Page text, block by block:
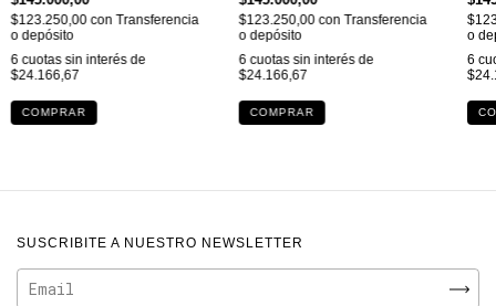
$123.250,00con Transferencia
o depósito
6 cuotas sin interés de
$24.166,67
$123.250,00con Transferencia
o depósito
6 cuotas sin interés de
$24.166,67
o
6
SUSCRIBITE A NUESTRO NEWSLETTER